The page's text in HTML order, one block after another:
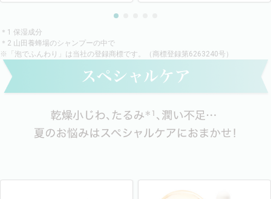
＊1 保湿成分
＊2 山田養蜂場のシャンプーの中で
※「泡でふんわり」は当社の登録商標です。（商標登録第6263240号）